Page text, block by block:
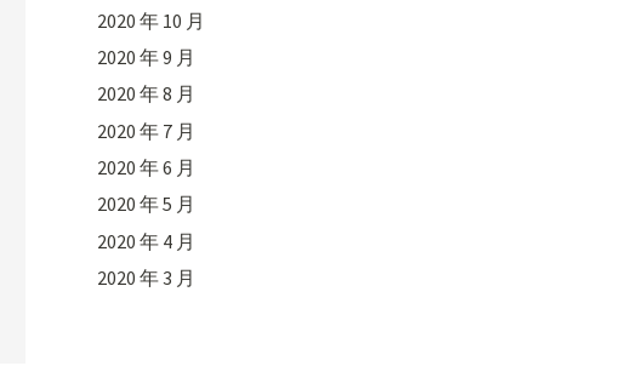
2020 年 10 月
2020 年 9 月
2020 年 8 月
2020 年 7 月
2020 年 6 月
2020 年 5 月
2020 年 4 月
2020 年 3 月